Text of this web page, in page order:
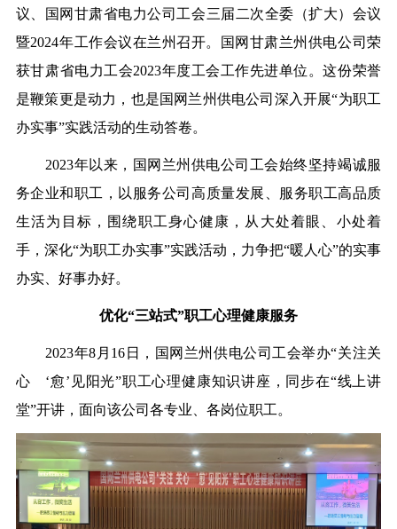
议、国网甘肃省电力公司工会三届二次全委（扩大）会议
暨2024年工作会议在兰州召开。国网甘肃兰州供电公司荣
获甘肃省电力工会2023年度工会工作先进单位。这份荣誉
是鞭策更是动力，也是国网兰州供电公司深入开展“为职工
办实事”实践活动的生动答卷。
2023年以来，国网兰州供电公司工会始终坚持竭诚服
务企业和职工，以服务公司高质量发展、服务职工高品质
生活为目标，围绕职工身心健康，从大处着眼、小处着
手，深化“为职工办实事”实践活动，力争把“暖人心”的实事
办实、好事办好。
优化“三站式”职工心理健康服务
2023年8月16日，国网兰州供电公司工会举办“关注关
心 ‘愈’见阳光”职工心理健康知识讲座，同步在“线上讲
堂”开讲，面向该公司各专业、各岗位职工。